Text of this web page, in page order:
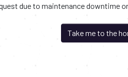
due to maintenance downtime
Take me to the